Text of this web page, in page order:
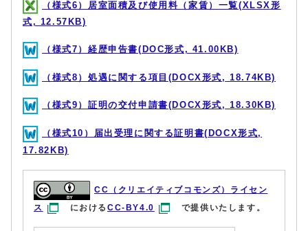
（様式6）居室面積及び使用料（家賃）一覧(XLSX形
式, 12.57KB)
（様式7）経歴申告書(DOC形式, 41.00KB)
（様式8）処遇に関する項目(DOCX形式, 18.74KB)
（様式9）証明の交付申請書(DOCX形式, 18.30KB)
（様式10）届出受理に関する証明書(DOCX形式,
17.82KB)
CC（クリエイティブコモンズ）ライセン
ス
におけるCC-BY4.0 で提供いたします。